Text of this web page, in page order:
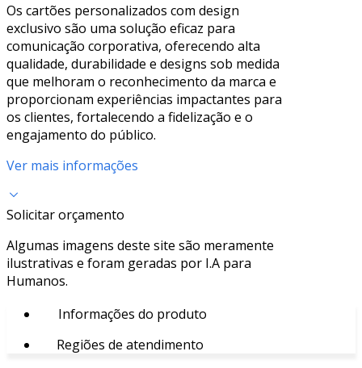
Os cartões personalizados com design
exclusivo são uma solução eficaz para
comunicação corporativa, oferecendo alta
qualidade, durabilidade e designs sob medida
que melhoram o reconhecimento da marca e
proporcionam experiências impactantes para
os clientes, fortalecendo a fidelização e o
engajamento do público.
Ver mais informações
Solicitar orçamento
Algumas imagens deste site são meramente
ilustrativas e foram geradas por I.A para
Humanos.
Informações do produto
Regiões de atendimento